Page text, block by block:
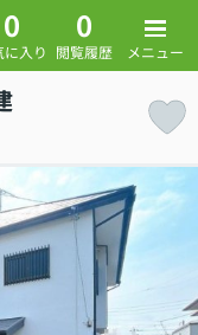
0
に入り
0
閲覧履歴 メニュー